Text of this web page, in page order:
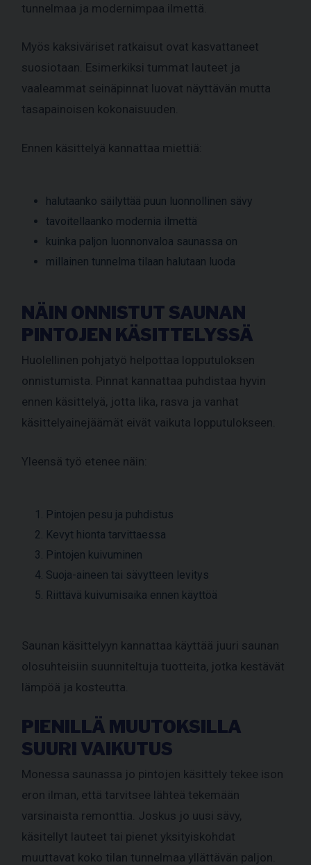
tunnelmaa ja modernimpaa ilmettä.
Myös kaksiväriset ratkaisut ovat kasvattaneet
suosiotaan. Esimerkiksi tummat lauteet ja
vaaleammat seinäpinnat luovat näyttävän mutta
tasapainoisen kokonaisuuden.
Ennen käsittelyä kannattaa miettiä:
halutaanko säilyttää puun luonnollinen sävy
tavoitellaanko modernia ilmettä
kuinka paljon luonnonvaloa saunassa on
millainen tunnelma tilaan halutaan luoda
NÄIN ONNISTUT SAUNAN
PINTOJEN KÄSITTELYSSÄ
Huolellinen pohjatyö helpottaa lopputuloksen
onnistumista. Pinnat kannattaa puhdistaa hyvin
ennen käsittelyä, jotta lika, rasva ja vanhat
käsittelyainejäämät eivät vaikuta lopputulokseen.
Yleensä työ etenee näin:
Pintojen pesu ja puhdistus
Kevyt hionta tarvittaessa
Pintojen kuivuminen
Suoja-aineen tai sävytteen levitys
Riittävä kuivumisaika ennen käyttöä
Saunan käsittelyyn kannattaa käyttää juuri saunan
olosuhteisiin suunniteltuja tuotteita, jotka kestävät
lämpöä ja kosteutta.
PIENILLÄ MUUTOKSILLA
SUURI VAIKUTUS
Monessa saunassa jo pintojen käsittely tekee ison
eron ilman, että tarvitsee lähteä tekemään
varsinaista remonttia. Joskus jo uusi sävy,
käsitellyt lauteet tai pienet yksityiskohdat
muuttavat koko tilan tunnelmaa yllättävän paljon.